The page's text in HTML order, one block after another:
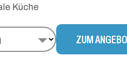
Küche
ZUM